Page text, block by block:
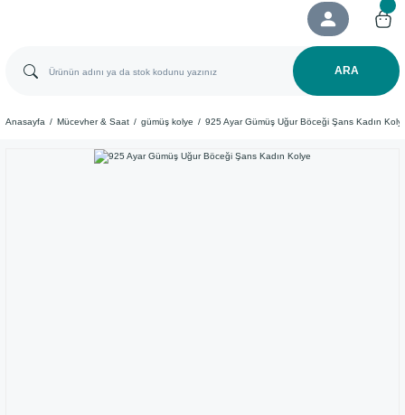
ARA
Anasayfa Mücevher & Saat gümüş kolye 925 Ayar Gümüş Uğur Böceği Şans Kadın